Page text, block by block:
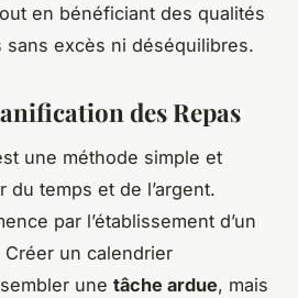
en bénéficiant des qualités
excès ni déséquilibres.
des Repas
une méthode simple et
temps et de l’argent.
par l’établissement d’un
un calendrier
une tâche ardue, mais